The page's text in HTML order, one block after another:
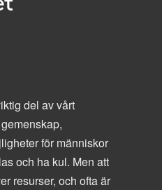
del av vårt
för människor
och ha kul. Men att
resurser, och ofta är